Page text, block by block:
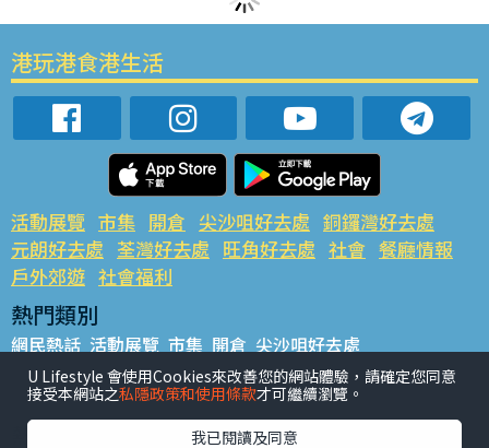
港玩港食港生活
活動展覽 市集 開倉 尖沙咀好去處 銅鑼灣好去處
元朗好去處 荃灣好去處 旺角好去處 社會 餐廳情報
戶外郊遊 社會福利
熱門類別
網民熱話 活動展覽 市集 開倉 尖沙咀好去處
銅鑼灣好去處 元朗好去處 荃灣好去處 旺角好去處 社會
餐廳情報 戶外郊遊
熱門標籤
U Lifestyle 會使用Cookies來改善您的網站體驗，請確定您同意
接受本網站之私隱政策和使用條款才可繼續瀏覽。
我已閱讀及同意